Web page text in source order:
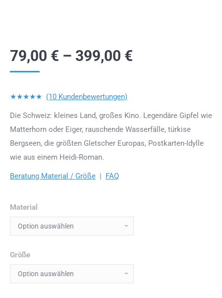
79,00 € – 399,00 €
★★★★★ (10 Kundenbewertungen)
Die Schweiz: kleines Land, großes Kino. Legendäre Gipfel wie
Matterhorn oder Eiger, rauschende Wasserfälle, türkise
Bergseen, die größten Gletscher Europas, Postkarten-Idylle
wie aus einem Heidi-Roman.
Beratung Material / Größe | FAQ
Material
Größe